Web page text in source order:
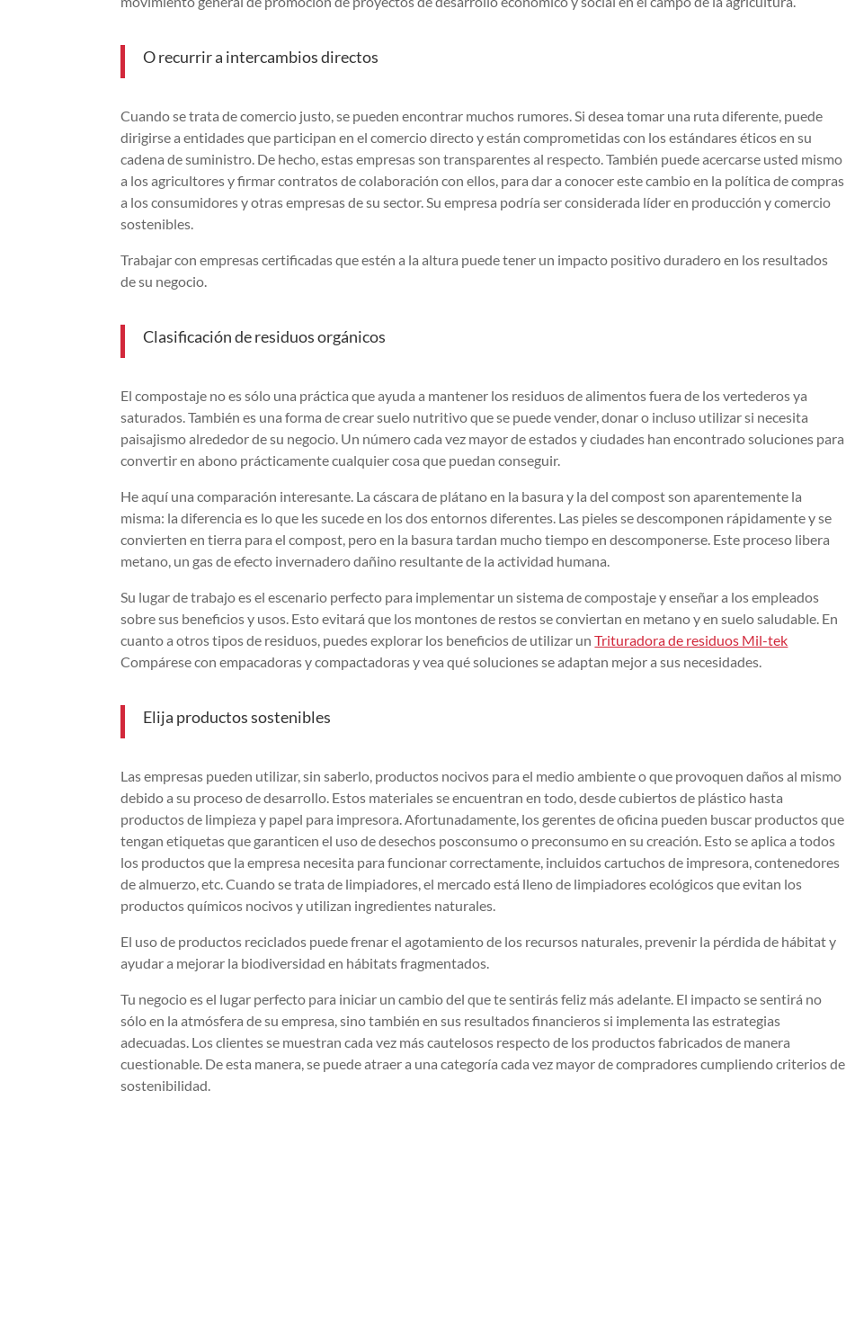
O recurrir a intercambios directos
Cuando se trata de comercio justo, se pueden encontrar muchos rumores. Si desea tomar una ruta diferente, puede
dirigirse a entidades que participan en el comercio directo y están comprometidas con los estándares éticos en su
cadena de suministro. De hecho, estas empresas son transparentes al respecto. También puede acercarse usted mismo
a los agricultores y firmar contratos de colaboración con ellos, para dar a conocer este cambio en la política de compras
a los consumidores y otras empresas de su sector. Su empresa podría ser considerada líder en producción y comercio
sostenibles.
Trabajar con empresas certificadas que estén a la altura puede tener un impacto positivo duradero en los resultados
de su negocio.
Clasificación de residuos orgánicos
El compostaje no es sólo una práctica que ayuda a mantener los residuos de alimentos fuera de los vertederos ya
saturados. También es una forma de crear suelo nutritivo que se puede vender, donar o incluso utilizar si necesita
paisajismo alrededor de su negocio. Un número cada vez mayor de estados y ciudades han encontrado soluciones para
convertir en abono prácticamente cualquier cosa que puedan conseguir.
He aquí una comparación interesante. La cáscara de plátano en la basura y la del compost son aparentemente la
misma: la diferencia es lo que les sucede en los dos entornos diferentes. Las pieles se descomponen rápidamente y se
convierten en tierra para el compost, pero en la basura tardan mucho tiempo en descomponerse. Este proceso libera
metano, un gas de efecto invernadero dañino resultante de la actividad humana.
Su lugar de trabajo es el escenario perfecto para implementar un sistema de compostaje y enseñar a los empleados
sobre sus beneficios y usos. Esto evitará que los montones de restos se conviertan en metano y en suelo saludable. En
cuanto a otros tipos de residuos, puedes explorar los beneficios de utilizar unTrituradora de residuos Mil-tek
Compárese con empacadoras y compactadoras y vea qué soluciones se adaptan mejor a sus necesidades.
Elija productos sostenibles
Las empresas pueden utilizar, sin saberlo, productos nocivos para el medio ambiente o que provoquen daños al mismo
debido a su proceso de desarrollo. Estos materiales se encuentran en todo, desde cubiertos de plástico hasta
productos de limpieza y papel para impresora. Afortunadamente, los gerentes de oficina pueden buscar productos que
tengan etiquetas que garanticen el uso de desechos posconsumo o preconsumo en su creación. Esto se aplica a todos
los productos que la empresa necesita para funcionar correctamente, incluidos cartuchos de impresora, contenedores
de almuerzo, etc. Cuando se trata de limpiadores, el mercado está lleno de limpiadores ecológicos que evitan los
productos químicos nocivos y utilizan ingredientes naturales.
El uso de productos reciclados puede frenar el agotamiento de los recursos naturales, prevenir la pérdida de hábitat y
ayudar a mejorar la biodiversidad en hábitats fragmentados.
Tu negocio es el lugar perfecto para iniciar un cambio del que te sentirás feliz más adelante. El impacto se sentirá no
sólo en la atmósfera de su empresa, sino también en sus resultados financieros si implementa las estrategias
adecuadas. Los clientes se muestran cada vez más cautelosos respecto de los productos fabricados de manera
cuestionable. De esta manera, se puede atraer a una categoría cada vez mayor de compradores cumpliendo criterios de
sostenibilidad.